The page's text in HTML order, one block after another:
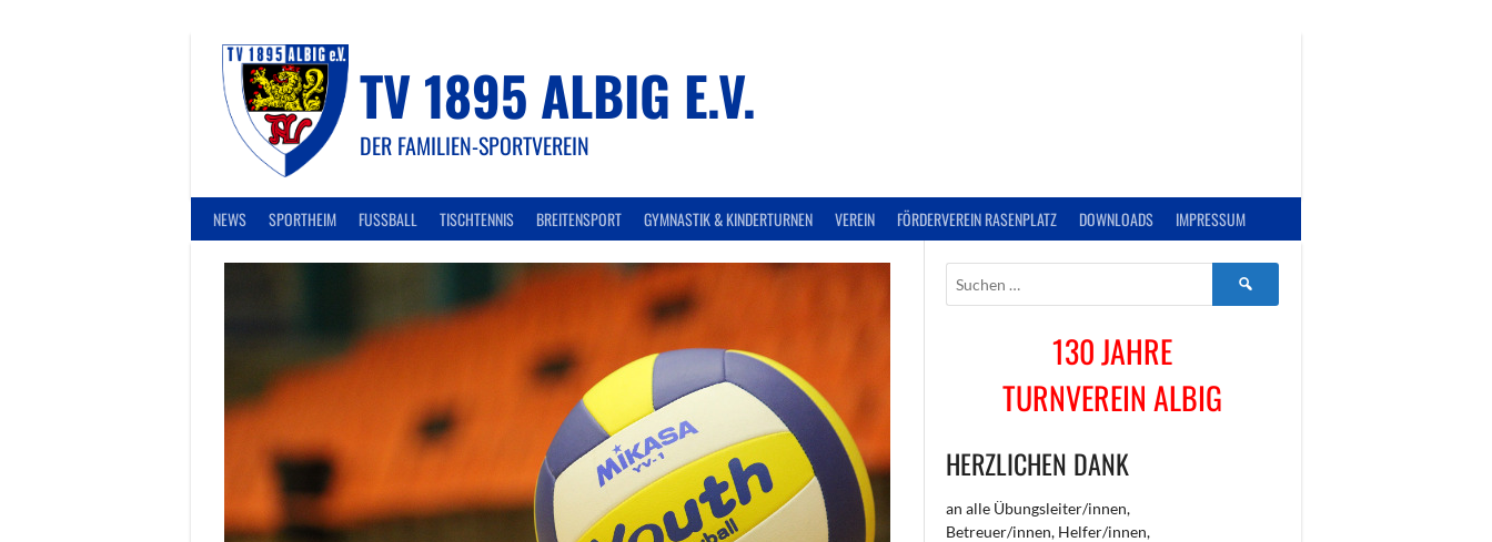
TV 1895 ALBIG E.V.
DER FAMILIEN-SPORTVEREIN
NEWS SPORTHEIM FUSSBALL TISCHTENNIS BREITENSPORT GYMNASTIK & KINDERTURNEN VEREIN FÖRDERVEREIN RASENPLATZ DOWNLOADS IMPRESSUM
Suchen
130 JAHRE
TURNVEREIN ALBIG
HERZLICHEN DANK
an alle Übungsleiter/innen,
Betreuer/innen, Helfer/innen,